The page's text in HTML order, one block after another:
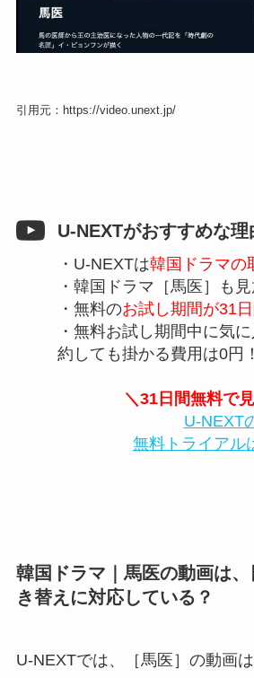
引用元：https://video.unext.jp/
U-NEXTがおすすめな理
・U-NEXTは韓国ドラマの
・韓国ドラマ［馬医］も
・無料のお試し期間が31
・無料お試し期間中に気
約しても掛かる費用は0円！
＼31日間無料で
U-NEXT
無料トライアル
韓国ドラマ｜馬医の動画は
き替えに対応している？
U-NEXTでは、［馬医］の動画